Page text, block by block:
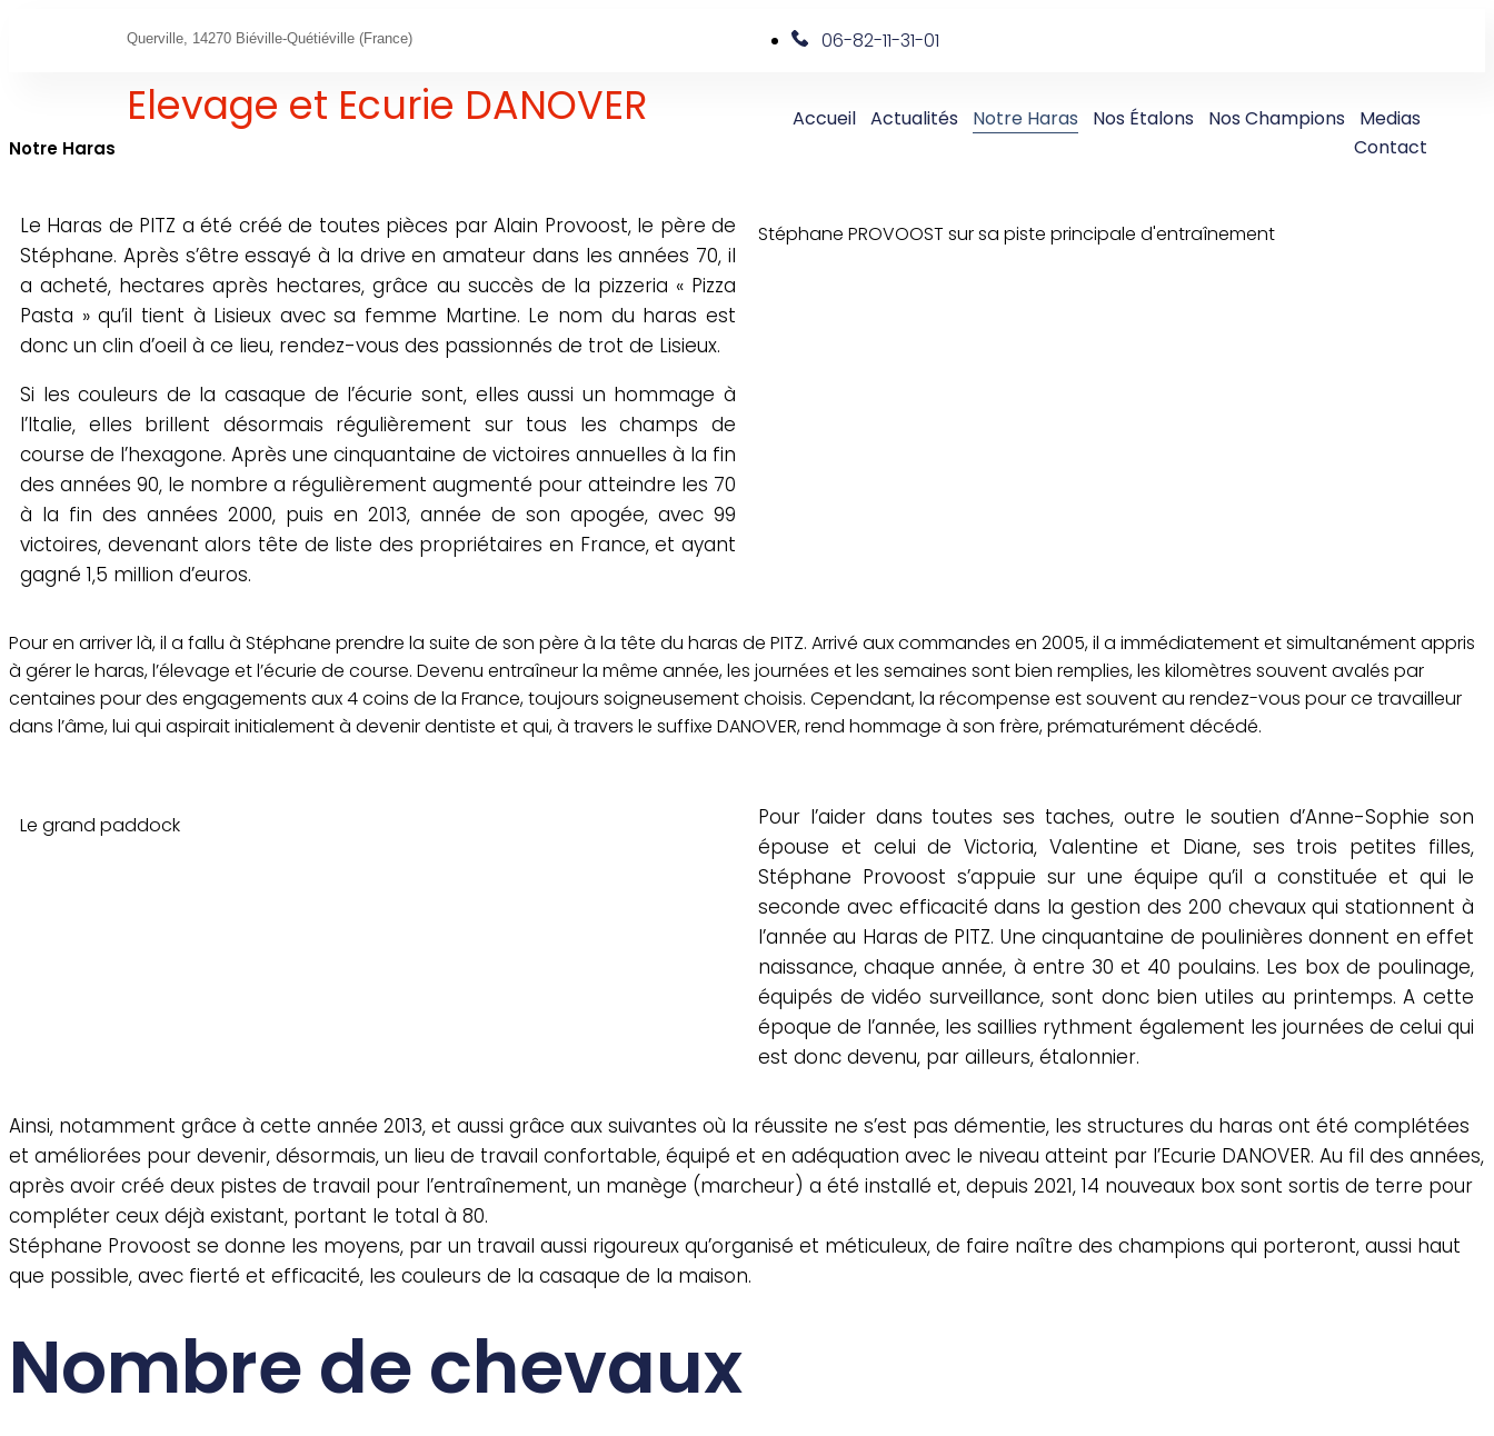
Querville, 14270 Biéville-Quétiéville (France) 06-82-11-31-01
Elevage et Ecurie DANOVER Accueil Actualités Notre Haras Nos Étalons Nos Champions
Medias
Contact
Notre Haras
Le Haras de PITZ a été créé de toutes pièces par Alain Provoost, le père de
Stéphane. Après s’être essayé à la drive en amateur dans les années 70, il
a acheté, hectares après hectares, grâce au succès de la pizzeria « Pizza
Pasta » qu’il tient à Lisieux avec sa femme Martine. Le nom du haras est
donc un clin d’oeil à ce lieu, rendez-vous des passionnés de trot de Lisieux.
Si les couleurs de la casaque de l’écurie sont, elles aussi un hommage à
l’Italie, elles brillent désormais régulièrement sur tous les champs de
course de l’hexagone. Après une cinquantaine de victoires annuelles à la fin
des années 90, le nombre a régulièrement augmenté pour atteindre les 70
à la fin des années 2000, puis en 2013, année de son apogée, avec 99
victoires, devenant alors tête de liste des propriétaires en France, et ayant
gagné 1,5 million d’euros.
Stéphane PROVOOST sur sa piste principale d'entraînement
Pour en arriver là, il a fallu à Stéphane prendre la suite de son père à la tête du haras de PITZ. Arrivé aux commandes en 2005, il a immédiatement et simultanément appris
à gérer le haras, l’élevage et l’écurie de course. Devenu entraîneur la même année, les journées et les semaines sont bien remplies, les kilomètres souvent avalés par
centaines pour des engagements aux 4 coins de la France, toujours soigneusement choisis. Cependant, la récompense est souvent au rendez-vous pour ce travailleur
dans l’âme, lui qui aspirait initialement à devenir dentiste et qui, à travers le suffixe DANOVER, rend hommage à son frère, prématurément décédé.
Le grand paddock
Pour l’aider dans toutes ses taches, outre le soutien d’Anne-Sophie son
épouse et celui de Victoria, Valentine et Diane, ses trois petites filles,
Stéphane Provoost s’appuie sur une équipe qu’il a constituée et qui le
seconde avec efficacité dans la gestion des 200 chevaux qui stationnent à
l’année au Haras de PITZ. Une cinquantaine de poulinières donnent en effet
naissance, chaque année, à entre 30 et 40 poulains. Les box de poulinage,
équipés de vidéo surveillance, sont donc bien utiles au printemps. A cette
époque de l’année, les saillies rythment également les journées de celui qui
est donc devenu, par ailleurs, étalonnier.
Ainsi, notamment grâce à cette année 2013, et aussi grâce aux suivantes où la réussite ne s’est pas démentie, les structures du haras ont été complétées
et améliorées pour devenir, désormais, un lieu de travail confortable, équipé et en adéquation avec le niveau atteint par l’Ecurie DANOVER. Au fil des années,
après avoir créé deux pistes de travail pour l’entraînement, un manège (marcheur) a été installé et, depuis 2021, 14 nouveaux box sont sortis de terre pour
compléter ceux déjà existant, portant le total à 80.
Stéphane Provoost se donne les moyens, par un travail aussi rigoureux qu’organisé et méticuleux, de faire naître des champions qui porteront, aussi haut
que possible, avec fierté et efficacité, les couleurs de la casaque de la maison.
Nombre de chevaux